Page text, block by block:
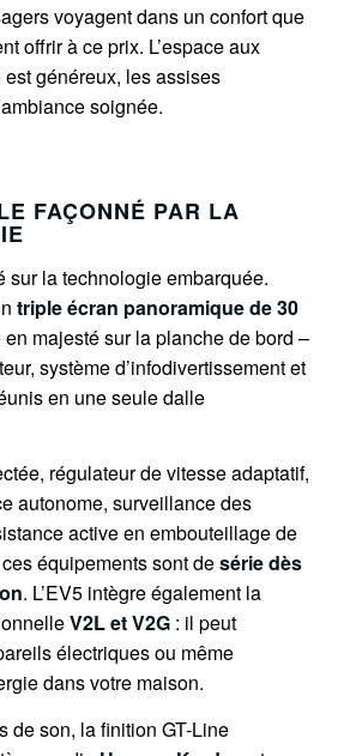
voyagent dans un confort que
offrir à ce prix. L’espace aux
est généreux, les assises
soignée.
FAÇONNÉ PAR LA
sur la technologie embarquée.
triple écran panoramique de 30
majesté sur la planche de bord –
système d’infodivertissement et
en une seule dalle
régulateur de vitesse adaptatif,
autonome, surveillance des
active en embouteillage de
équipements sont desérie dès
. L’EV5 intègre également la
V2L et V2G: il peut
électriques ou même
dans votre maison.
de son, la finition GT-Line